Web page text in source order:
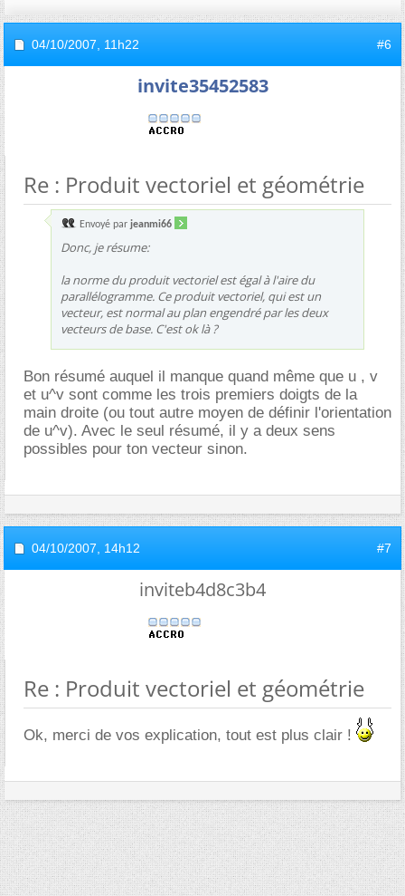
04/10/2007, 11h22 #6
invite35452583
Re : Produit vectoriel et géométrie
Envoyé par jeanmi66
Donc, je résume:
la norme du produit vectoriel est égal à l'aire du
parallélogramme. Ce produit vectoriel, qui est un
vecteur, est normal au plan engendré par les deux
vecteurs de base. C'est ok là ?
Bon résumé auquel il manque quand même que u , v
et u^v sont comme les trois premiers doigts de la
main droite (ou tout autre moyen de définir l'orientation
de u^v). Avec le seul résumé, il y a deux sens
possibles pour ton vecteur sinon.
04/10/2007, 14h12 #7
inviteb4d8c3b4
Re : Produit vectoriel et géométrie
Ok, merci de vos explication, tout est plus clair !